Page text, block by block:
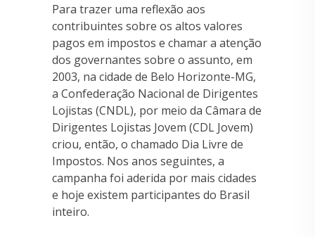
Para trazer uma reflexão aos
contribuintes sobre os altos valores
pagos em impostos e chamar a atenção
dos governantes sobre o assunto, em
2003, na cidade de Belo Horizonte-MG,
a Confederação Nacional de Dirigentes
Lojistas (CNDL), por meio da Câmara de
Dirigentes Lojistas Jovem (CDL Jovem)
criou, então, o chamado Dia Livre de
Impostos. Nos anos seguintes, a
campanha foi aderida por mais cidades
e hoje existem participantes do Brasil
inteiro.